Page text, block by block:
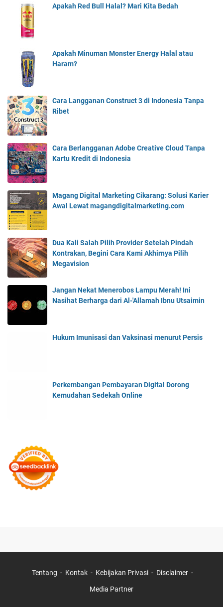
Apakah Red Bull Halal? Mari Kita Bedah
Apakah Minuman Monster Energy Halal atau
Haram?
Cara Langganan Construct 3 di Indonesia Tanpa
Ribet
Cara Berlangganan Adobe Creative Cloud Tanpa
Kartu Kredit di Indonesia
Magang Digital Marketing Cikarang: Solusi Karier
Awal Lewat magangdigitalmarketing.com
Dua Kali Salah Pilih Provider Setelah Pindah
Kontrakan, Begini Cara Kami Akhirnya Pilih
Megavision
Jangan Nekat Menerobos Lampu Merah! Ini
Nasihat Berharga dari Al-'Allamah Ibnu Utsaimin
Hukum Imunisasi dan Vaksinasi menurut Persis
Perkembangan Pembayaran Digital Dorong
Kemudahan Sedekah Online
Tentang Kontak Kebijakan Privasi Disclaimer
Media Partner